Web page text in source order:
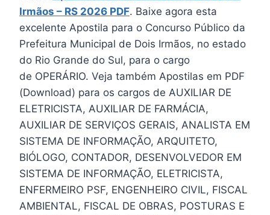
Irmãos – RS 2026 PDF. Baixe agora esta
excelente Apostila para o Concurso Público da
Prefeitura Municipal de Dois Irmãos, no estado
do Rio Grande do Sul, para o cargo
de OPERÁRIO. Veja também Apostilas em PDF
(Download) para os cargos de AUXILIAR DE
ELETRICISTA, AUXILIAR DE FARMÁCIA,
AUXILIAR DE SERVIÇOS GERAIS, ANALISTA EM
SISTEMA DE INFORMAÇÃO, ARQUITETO,
BIÓLOGO, CONTADOR, DESENVOLVEDOR EM
SISTEMA DE INFORMAÇÃO, ELETRICISTA,
ENFERMEIRO PSF, ENGENHEIRO CIVIL, FISCAL
AMBIENTAL, FISCAL DE OBRAS, POSTURAS E